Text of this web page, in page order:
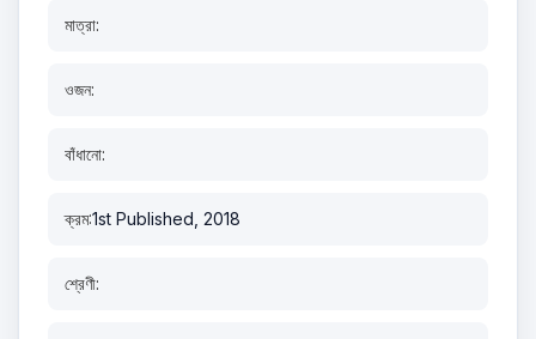
মাত্রা:
ওজন:
বাঁধানো:
ক্রম:1st Published, 2018
শ্রেণী: